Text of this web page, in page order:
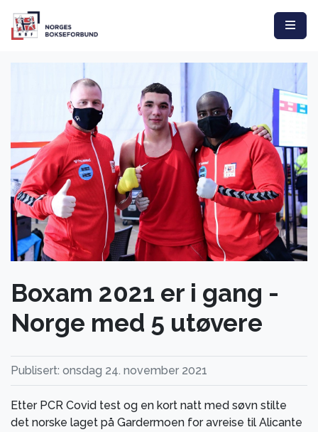
Boxam 2021 er i gang -
Norge med 5 utøvere
Publisert: onsdag 24. november 2021
Etter PCR Covid test og en kort natt med søvn stilte
det norske laget på Gardermoen for avreise til Alicante